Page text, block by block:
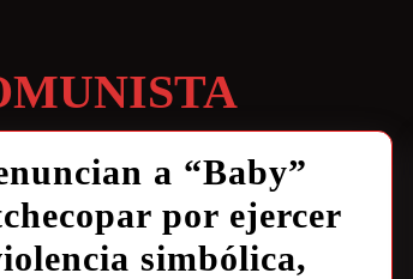
a “Baby”
por ejercer
simbólica,